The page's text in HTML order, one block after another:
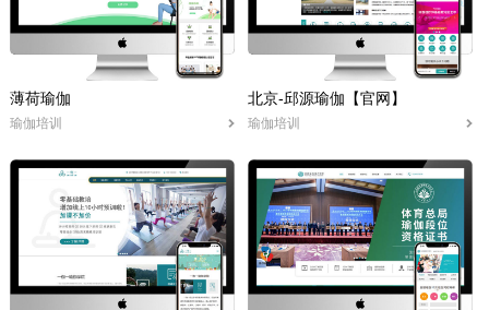
薄荷瑜伽
瑜伽培训
北京-邱源瑜伽【官网】
瑜伽培训